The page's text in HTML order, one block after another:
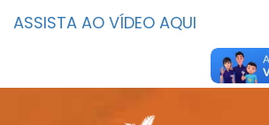
ASSISTA AO VÍDEO AQUI